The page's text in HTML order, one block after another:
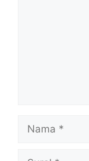
Nama
Surel